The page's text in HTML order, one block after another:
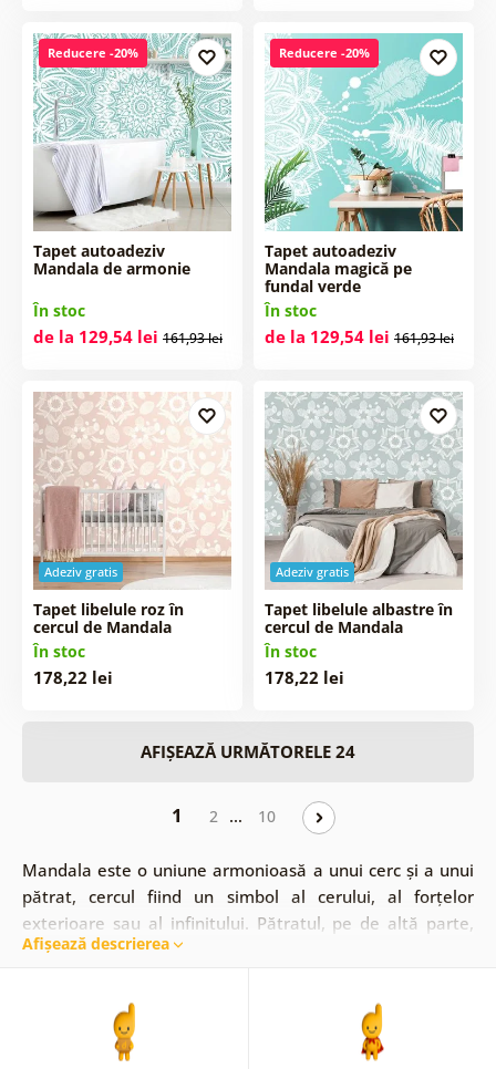
Reducere -20%
Tapet autoadeziv
Mandala de armonie
În stoc
de la 129,54 lei 161,93 lei
Reducere -20%
Tapet autoadeziv
Mandala magică pe
fundal verde
În stoc
de la 129,54 lei 161,93 lei
Adeziv gratis
Tapet libelule roz în
cercul de Mandala
În stoc
178,22 lei
Adeziv gratis
Tapet libelule albastre în
cercul de Mandala
În stoc
178,22 lei
AFIȘEAZĂ URMĂTORELE 24
1 2 … 10
Mandala este o uniune armonioasă a unui cerc și a unui
pătrat, cercul fiind un simbol al cerului, al forțelor
exterioare sau al infinitului. Pătratul, pe de altă parte,
reprezintă forțele interioare, ca legătură a omului cu
lor, ci și în reprezentările lor.
În ofertă veți găsi de la
tapete colorate prin
, până la tapete cu Mandala
pe un fundal argintiu sau auriu, care vor scoate în evidență
Afișează descrierea